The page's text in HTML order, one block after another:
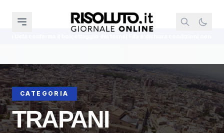
CATEGORIA
TRAPANI